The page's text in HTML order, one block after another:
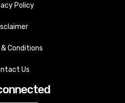
Policy
Conditions
Us